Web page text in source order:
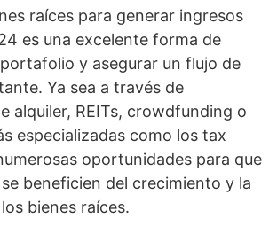
raíces para generar ingresos
es una excelente forma de
y asegurar un flujo de
Ya sea a través de
alquiler, REITs, crowdfunding o
especializadas como los tax
oportunidades para que
beneficien del crecimiento y la
bienes raíces.